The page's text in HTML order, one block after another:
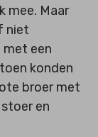
mee. Maar
niet
met een
konden
broer met
en